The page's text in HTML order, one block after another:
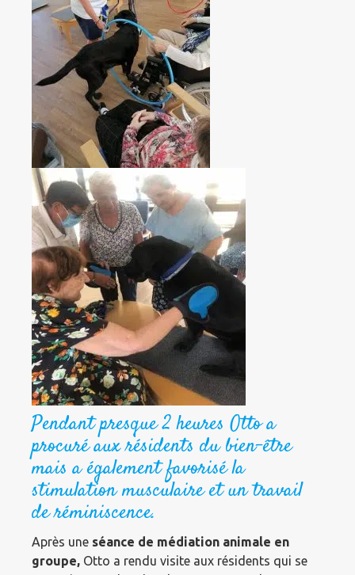
Pendant presque 2 heures Otto a
procuré aux résidents du bien-être
mais a également favorisé la
stimulation musculaire et un travail
de réminiscence.
Après une séance de médiation animale en
groupe, Otto a rendu visite aux résidents qui se